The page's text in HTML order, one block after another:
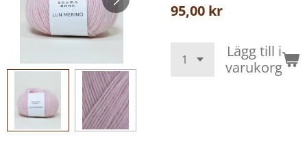
95,00 kr
Lägg till i
varukorg